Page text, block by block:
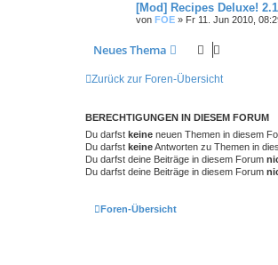
[Mod] Recipes Deluxe! 2.1
von FOE » Fr 11. Jun 2010,
Neues Thema
Zurück zur Foren-Übersicht
BERECHTIGUNGEN IN DIESEM FORUM
Du darfst keine neuen Themen in diesem
Du darfst keineAntworten zu Themen in
Du darfst deine Beiträge in diesem Forum
Du darfst deine Beiträge in diesem Forum
Foren-Übersicht